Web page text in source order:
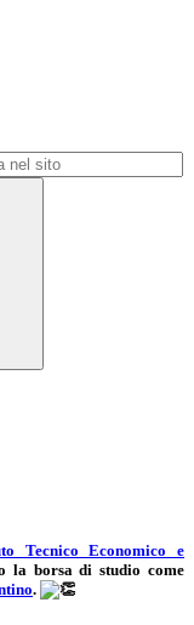
Tecnico Economico e
la borsa di studio come
.